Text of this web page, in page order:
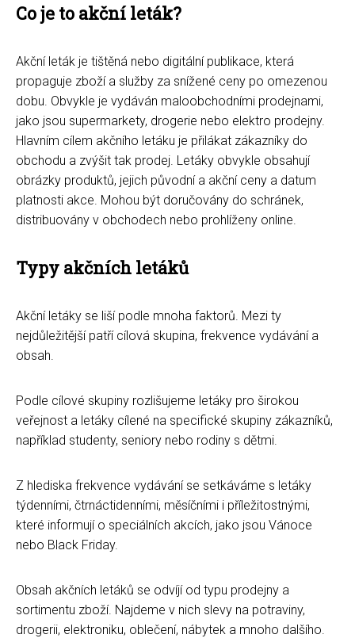
Co je to akční leták?
Akční leták je tištěná nebo digitální publikace, která
propaguje zboží a služby za snížené ceny po omezenou
dobu. Obvykle je vydáván maloobchodními prodejnami,
jako jsou supermarkety, drogerie nebo elektro prodejny.
Hlavním cílem akčního letáku je přilákat zákazníky do
obchodu a zvýšit tak prodej. Letáky obvykle obsahují
obrázky produktů, jejich původní a akční ceny a datum
platnosti akce. Mohou být doručovány do schránek,
distribuovány v obchodech nebo prohlíženy online.
Typy akčních letáků
Akční letáky se liší podle mnoha faktorů. Mezi ty
nejdůležitější patří cílová skupina, frekvence vydávání a
obsah.
Podle cílové skupiny rozlišujeme letáky pro širokou
veřejnost a letáky cílené na specifické skupiny zákazníků,
například studenty, seniory nebo rodiny s dětmi.
Z hlediska frekvence vydávání se setkáváme s letáky
týdenními, čtrnáctidenními, měsíčními i příležitostnými,
které informují o speciálních akcích, jako jsou Vánoce
nebo Black Friday.
Obsah akčních letáků se odvíjí od typu prodejny a
sortimentu zboží. Najdeme v nich slevy na potraviny,
drogerii, elektroniku, oblečení, nábytek a mnoho dalšího.